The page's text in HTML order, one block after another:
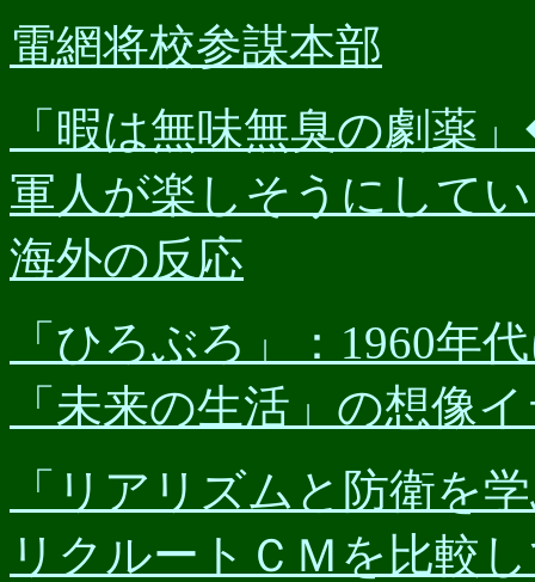
電網将校参謀本部
「暇は無味無臭の劇薬
軍人が楽しそうにして
海外の反応
「ひろぶろ」：1960年
「未来の生活」の想像
「リアリズムと防衛を
リクルートＣＭを比較